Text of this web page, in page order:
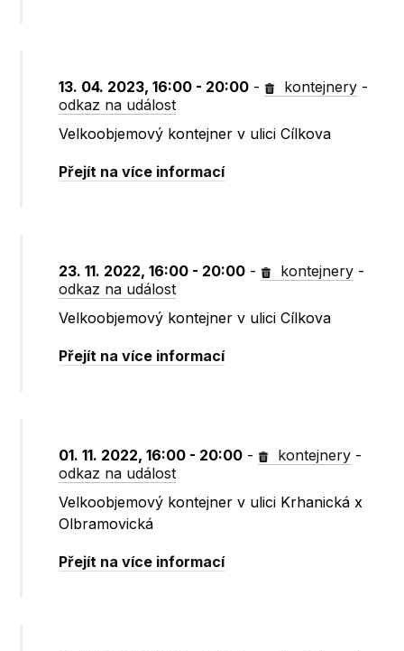
13. 04. 2023, 16:00 - 20:00 - kontejnery -
odkaz na událost
Velkoobjemový kontejner v ulici Cílkova
Přejít na více informací
23. 11. 2022, 16:00 - 20:00 - kontejnery -
odkaz na událost
Velkoobjemový kontejner v ulici Cílkova
Přejít na více informací
01. 11. 2022, 16:00 - 20:00 - kontejnery -
odkaz na událost
Velkoobjemový kontejner v ulici Krhanická x
Olbramovická
Přejít na více informací